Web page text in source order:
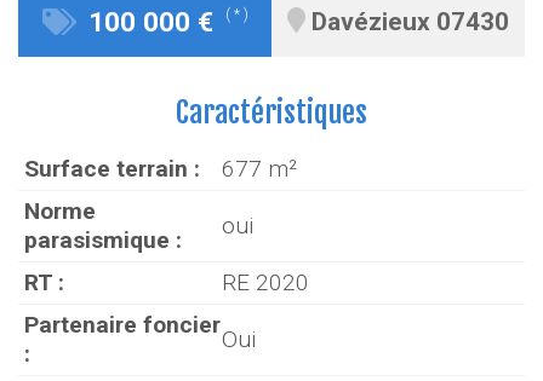
100 000 € ( * ) Davézieux 07430
Caractéristiques
Surface terrain :
677 m²
Norme
parasismique :
oui
RT :
RE 2020
Partenaire foncier
:
Oui